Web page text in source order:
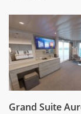
Grand Suite